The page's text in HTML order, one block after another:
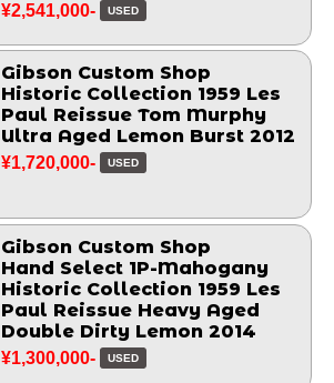
¥2,541,000- USED
Gibson Custom Shop
Historic Collection 1959 Les
Paul Reissue Tom Murphy
Ultra Aged Lemon Burst 2012
¥1,720,000- USED
Gibson Custom Shop
Hand Select 1P-Mahogany
Historic Collection 1959 Les
Paul Reissue Heavy Aged
Double Dirty Lemon 2014
¥1,300,000- USED